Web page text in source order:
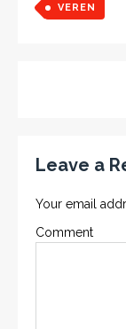
VEREN
Leave a
Your email
Comment